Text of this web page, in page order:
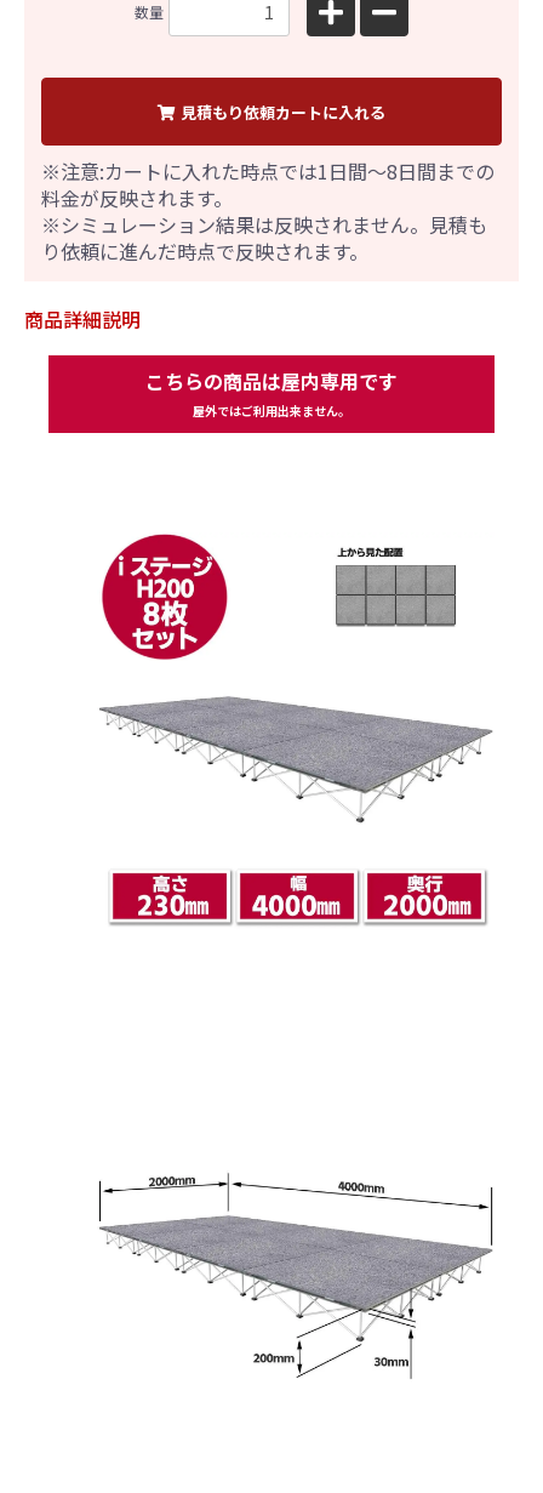
数量
見積もり依頼カートに入れる
※注意:カートに入れた時点では1日間～8日間までの
料金が反映されます。
※シミュレーション結果は反映されません。見積も
り依頼に進んだ時点で反映されます。
商品詳細説明
こちらの商品は屋内専用です
屋外ではご利用出来ません。